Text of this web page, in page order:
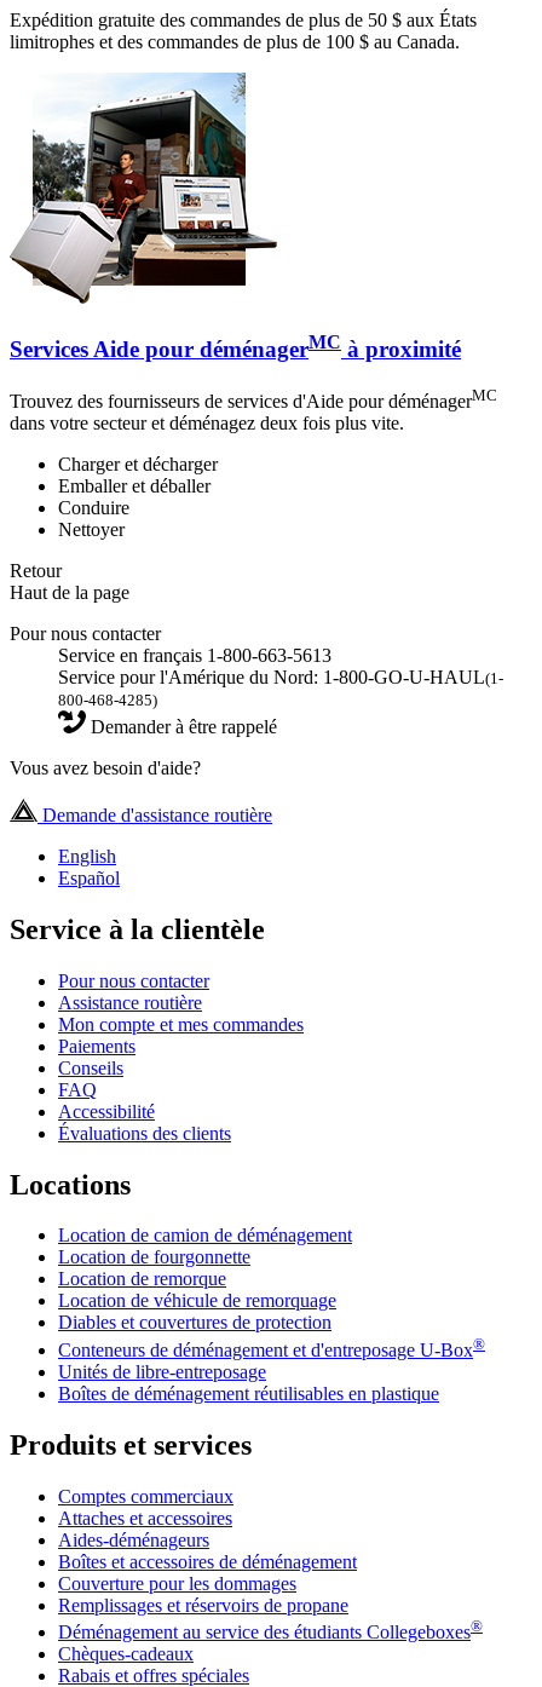
Expédition gratuite des commandes de plus de 50 $ aux États
limitrophes et des commandes de plus de 100 $ au Canada.
Services Aide pour déménagerMC à proximité
Trouvez des fournisseurs de services d'Aide pour déménagerMC
dans votre secteur et déménagez deux fois plus vite.
Charger et décharger
Emballer et déballer
Conduire
Nettoyer
Retour
Haut de la page
Pour nous contacter
Service en français 1-800-663-5613
Service pour l'Amérique du Nord: 1-800-GO-U-HAUL(1-
800-468-4285)
Demander à être rappelé
Vous avez besoin d'aide?
Demande d'assistance routière
English
Español
Service à la clientèle
Pour nous contacter
Assistance routière
Mon compte et mes commandes
Paiements
Conseils
FAQ
Accessibilité
Évaluations des clients
Locations
Location de camion de déménagement
Location de fourgonnette
Location de remorque
Location de véhicule de remorquage
Diables et couvertures de protection
Conteneurs de déménagement et d'entreposage U-Box®
Unités de libre-entreposage
Boîtes de déménagement réutilisables en plastique
Produits et services
Comptes commerciaux
Attaches et accessoires
Aides-déménageurs
Boîtes et accessoires de déménagement
Couverture pour les dommages
Remplissages et réservoirs de propane
Déménagement au service des étudiants Collegeboxes®
Chèques-cadeaux
Rabais et offres spéciales